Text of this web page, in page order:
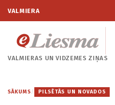
VALMIERA
VALMIERAS UNVIDZEMES ZIŅAS
SĀKUMS / PILSĒTĀS UN NOVADOS